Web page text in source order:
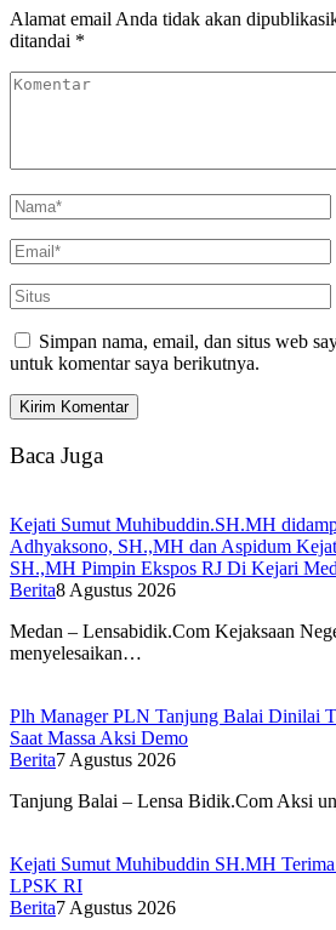
Alamat email Anda tidak akan
ditandai *
Simpan nama, email, dan situs web
untuk komentar saya berikutnya.
Baca Juga
Kejati Sumut Muhibuddin.SH.MH
Adhyaksono, SH.,MH dan Aspidum
SH.,MH Pimpin Ekspos RJ Di Kejari
Berita8 Agustus 2026
Medan – Lensabidik.Com Kejaksaan
menyelesaikan…
Plh Manager PLN Tanjung Balai Dinilai
Saat Massa Aksi Demo
Berita7 Agustus 2026
Tanjung Balai – Lensa Bidik.Com Aksi
Kejati Sumut Muhibuddin SH.MH
LPSK RI
Berita7 Agustus 2026